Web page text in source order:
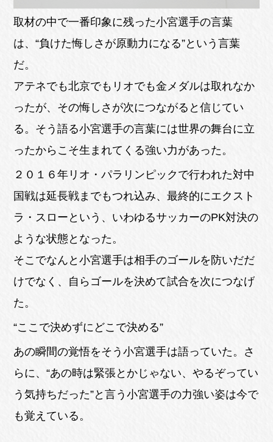
取材の中で一番印象に残った小宮選手の言葉
は、“負けた悔しさが原動力になる”という言葉
だ。
アテネでも北京でもリオでも金メダルは取れなか
ったが、その悔しさが次につながると信じてい
る。そう語る小宮選手の言葉には世界の舞台に立
ったからこそ生まれてくる強い力があった。
２０１６年リオ・パラリンピックで行われた対中
国戦は延長戦までもつれ込み、最終的にエクスト
ラ・スローという、いわゆるサッカーのPK対決の
ような状態となった。
そこでなんと小宮選手は相手のゴールを防いだだ
けでなく、自らゴールを決めて試合を次につなげ
た。
“ここで決めずにどこで決める”
あの瞬間の覚悟をそう小宮選手は語っていた。さ
らに、“あの時は緊張とかじゃない、やるぞってい
う気持ちだった”と言う小宮選手の力強い姿は今で
も覚えている。